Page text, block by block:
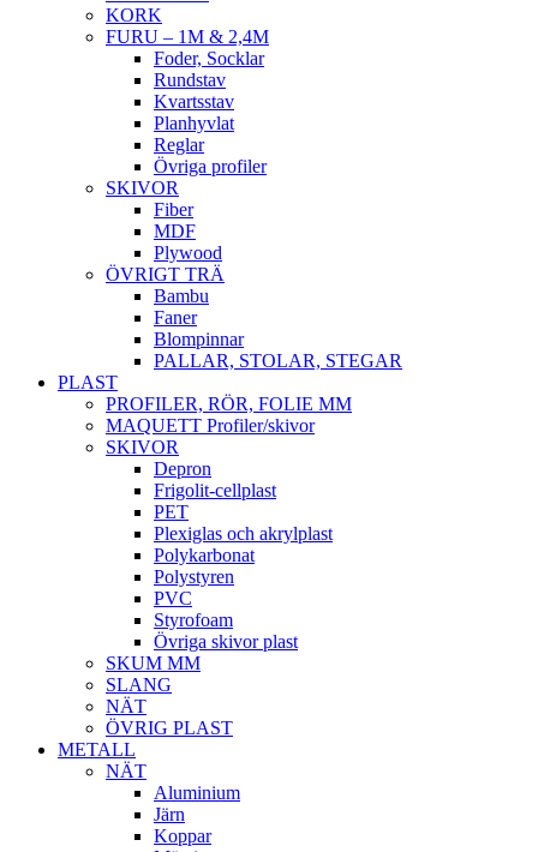
KORK
FURU – 1M & 2,4M
Foder, Socklar
Rundstav
Kvartsstav
Planhyvlat
Reglar
Övriga profiler
SKIVOR
Fiber
MDF
Plywood
ÖVRIGT TRÄ
Bambu
Faner
Blompinnar
PALLAR, STOLAR, STEGAR
PLAST
PROFILER, RÖR, FOLIE MM
MAQUETT Profiler/skivor
SKIVOR
Depron
Frigolit-cellplast
PET
Plexiglas och akrylplast
Polykarbonat
Polystyren
PVC
Styrofoam
Övriga skivor plast
SKUM MM
SLANG
NÄT
ÖVRIG PLAST
METALL
NÄT
Aluminium
Järn
Koppar